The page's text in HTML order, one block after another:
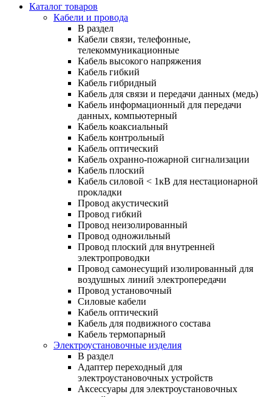
Каталог товаров
Кабели и провода
В раздел
Кабели связи, телефонные,
телекоммуникационные
Кабель высокого напряжения
Кабель гибкий
Кабель гибридный
Кабель для связи и передачи данных (медь)
Кабель информационный для передачи
данных, компьютерный
Кабель коаксиальный
Кабель контрольный
Кабель оптический
Кабель охранно-пожарной сигнализации
Кабель плоский
Кабель силовой < 1кВ для нестационарной
прокладки
Провод акустический
Провод гибкий
Провод неизолированный
Провод одножильный
Провод плоский для внутренней
электропроводки
Провод самонесущий изолированный для
воздушных линий электропередачи
Провод установочный
Силовые кабели
Кабель оптический
Кабель для подвижного состава
Кабель термопарный
Электроустановочные изделия
В раздел
Адаптер переходный для
электроустановочных устройств
Аксессуары для электроустановочных